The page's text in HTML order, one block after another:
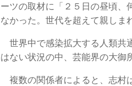
ーツの取材に「２５日の昼頃、
なかった。世代を超えて親しま
世界中で感染拡大する人類共
はない状況の中、芸能界の大御
複数の関係者によると、志村